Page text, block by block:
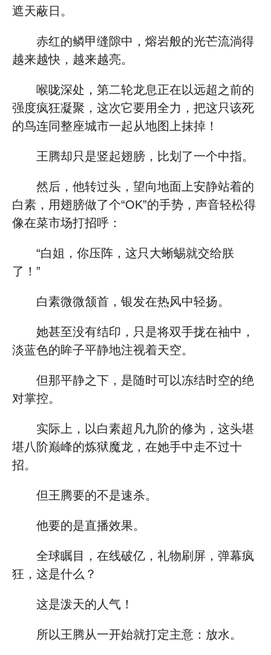
遮天蔽日。
赤红的鳞甲缝隙中，熔岩般的光芒流淌得
越来越快，越来越亮。
喉咙深处，第二轮龙息正在以远超之前的
强度疯狂凝聚，这次它要用全力，把这只该死
的鸟连同整座城市一起从地图上抹掉！
王腾却只是竖起翅膀，比划了一个中指。
然后，他转过头，望向地面上安静站着的
白素，用翅膀做了个“OK”的手势，声音轻松得
像在菜市场打招呼：
“白姐，你压阵，这只大蜥蜴就交给朕
了！”
白素微微颔首，银发在热风中轻扬。
她甚至没有结印，只是将双手拢在袖中，
淡蓝色的眸子平静地注视着天空。
但那平静之下，是随时可以冻结时空的绝
对掌控。
实际上，以白素超凡九阶的修为，这头堪
堪八阶巅峰的炼狱魔龙，在她手中走不过十
招。
但王腾要的不是速杀。
他要的是直播效果。
全球瞩目，在线破亿，礼物刷屏，弹幕疯
狂，这是什么？
这是泼天的人气！
所以王腾从一开始就打定主意：放水。